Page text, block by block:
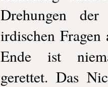
Drehungen
irdischen
Ende ist
gerettet. Das